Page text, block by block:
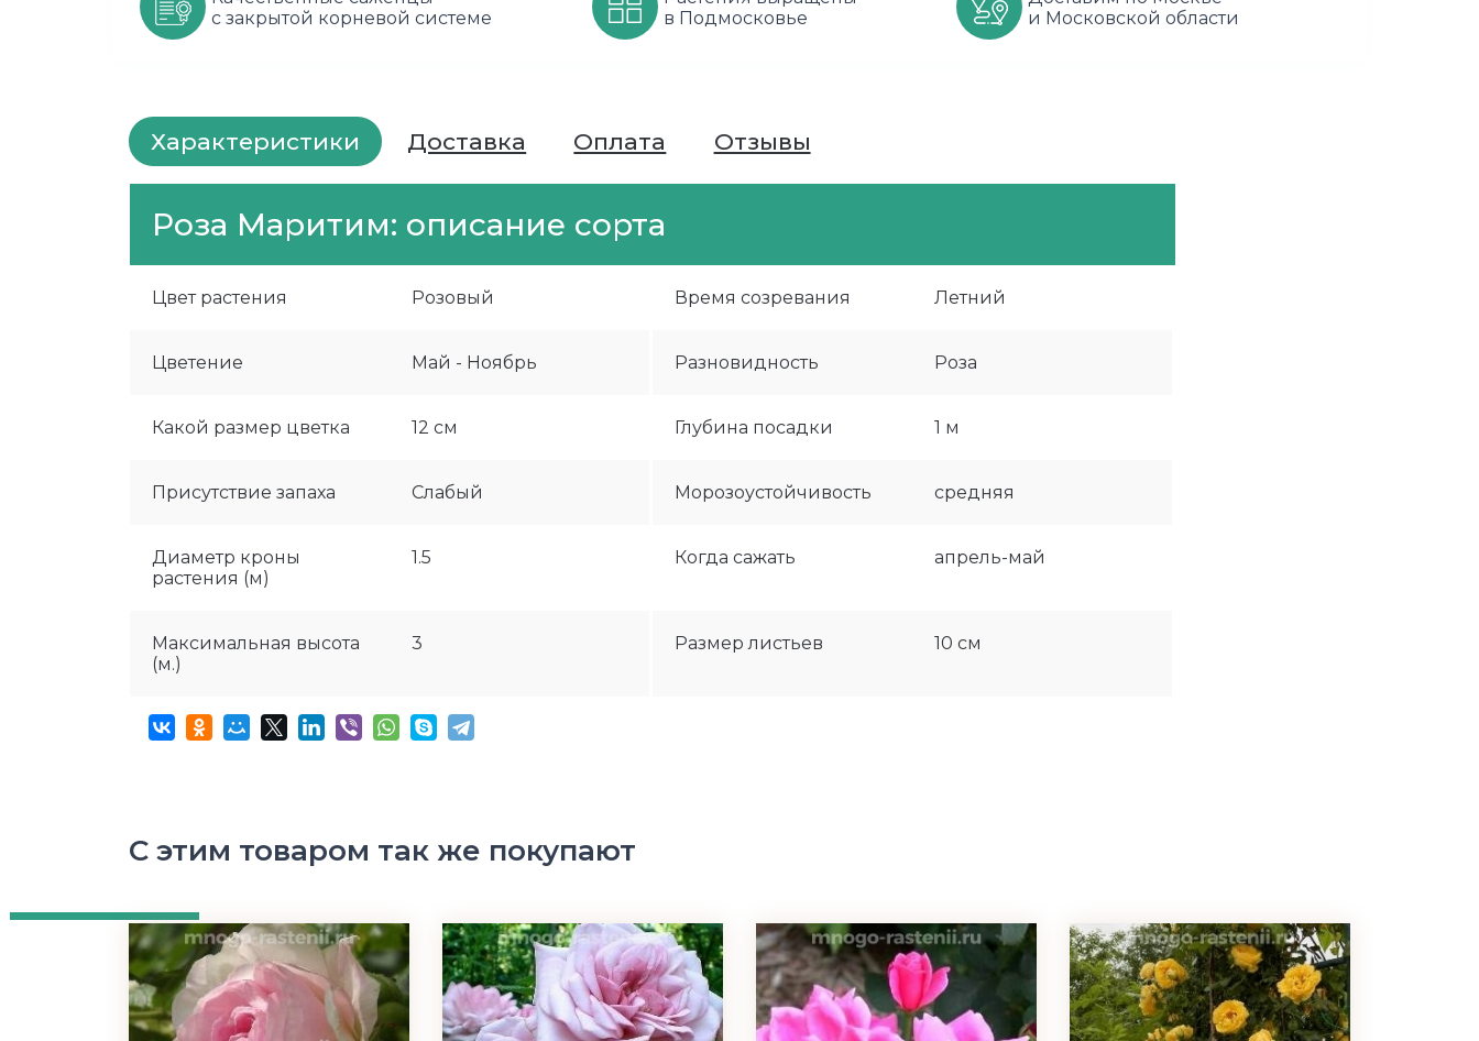
с закрытой корневой системе
в Подмосковье
и Московской области
Характеристики
Роза Маритим: описание сорта
Цвет растения Розовый Время созревания Летний
Цветение Май - Ноябрь Разновидность Роза
Какой размер цветка 12 см Глубина посадки 1 м
Присутствие запаха Слабый Морозоустойчивость средняя
Диаметр кроны
растения (м)
1.5 Когда сажать апрель-май
Максимальная высота
(м.)
3 Размер листьев 10 см
Доставка Оплата Отзывы
С этим товаром так же покупают